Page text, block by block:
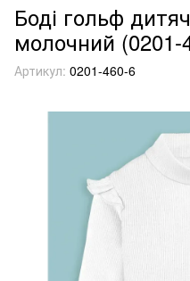
Боді гольф
молочний (0201-
Артикул: 0201-460-6